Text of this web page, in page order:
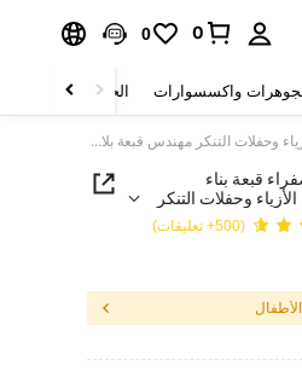
0
0
واكسسوارات الحقائب والأمتعة
قبعة رئيس رجال الإطفاء قبعة إطفاء لعبة صفراء قبعة بناء بلاستيكية صلبة لعبة قبعة عامل البناء لارتداء الأزياء وحفلات التنكر مهندس قبعة بلاستيكية صلبة لعب الأطفال
قبعة بناء
وحفلات التنكر
(500+ تعليقات)
PRICE